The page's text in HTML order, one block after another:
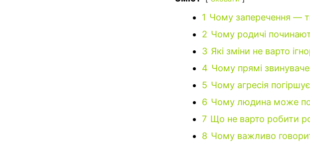
1 Чому заперечення —
2 Чому родичі
3 Які зміни не варто
4 Чому прямі
5 Чому агресія
6 Чому людина може
7 Що не варто робити
8 Чому важливо